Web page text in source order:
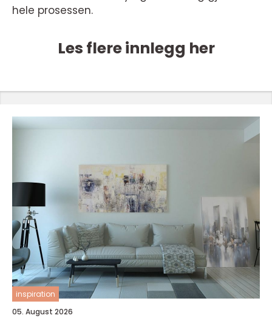
hele prosessen.
Les flere innlegg her
inspiration
05. August 2026